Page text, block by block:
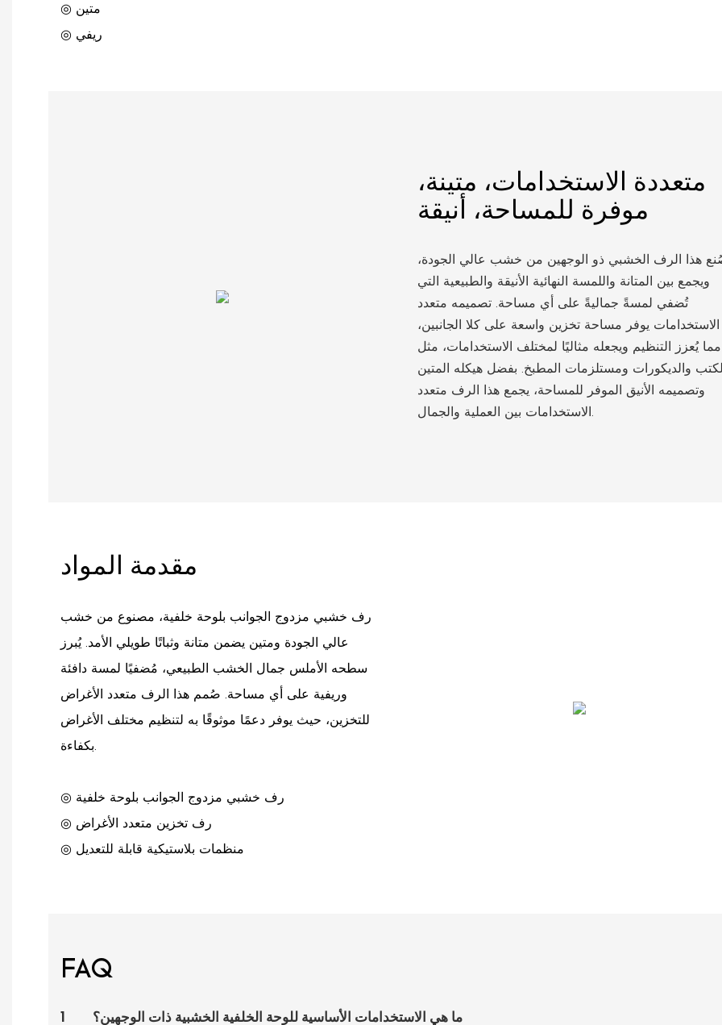
◎ متين
◎ ريفي
متعددة الاستخدامات، متينة،
موفرة للمساحة، أنيقة
هذا الرف الخشبي ذو الوجهين من خشب عالي الجودة،
ويجمع بين المتانة واللمسة النهائية الأنيقة والطبيعية التي
تُضفي لمسةً جماليةً على أي مساحة. تصميمه متعدد
الاستخدامات يوفر مساحة تخزين واسعة على كلا الجانبين،
مما يُعزز التنظيم ويجعله مثاليًا لمختلف الاستخدامات، مثل
والديكورات ومستلزمات المطبخ. بفضل هيكله المتين
وتصميمه الأنيق الموفر للمساحة، يجمع هذا الرف متعدد
الاستخدامات بين العملية والجمال.
مقدمة المواد
رف خشبي مزدوج الجوانب بلوحة خلفية، مصنوع من خشب
عالي الجودة ومتين يضمن متانة وثباتًا طويلي الأمد. يُبرز
سطحه الأملس جمال الخشب الطبيعي، مُضفيًا لمسة دافئة
وريفية على أي مساحة. صُمم هذا الرف متعدد الأغراض
للتخزين، حيث يوفر دعمًا موثوقًا به لتنظيم مختلف الأغراض
بكفاءة.
◎ رف خشبي مزدوج الجوانب بلوحة خلفية
◎ رف تخزين متعدد الأغراض
◎ منظمات بلاستيكية قابلة للتعديل
FAQ
1 ما هي الاستخدامات الأساسية للوحة الخلفية الخشبية ذات الوجهين؟